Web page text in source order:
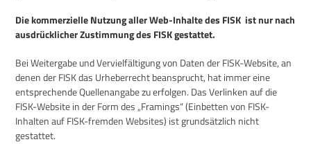
Die kommerzielle Nutzung aller Web-Inhalte des FISK ist nur nach
ausdrücklicher Zustimmung des FISK gestattet.
Bei Weitergabe und Vervielfältigung von Daten der FISK-Website, an
denen der FISK das Urheberrecht beansprucht, hat immer eine
entsprechende Quellenangabe zu erfolgen. Das Verlinken auf die
FISK-Website in der Form des „Framings“ (Einbetten von FISK-
Inhalten auf FISK-fremden Websites) ist grundsätzlich nicht
gestattet.